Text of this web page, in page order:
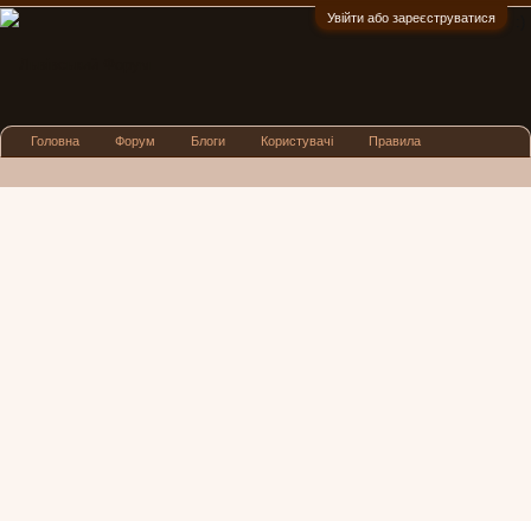
Увійти або зареєструватися
Головна Форум Блоги Користувачі Правила